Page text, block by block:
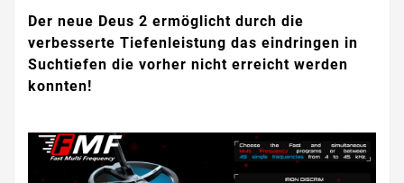
Der neue Deus 2 ermöglicht durch die
verbesserte Tiefenleistung das eindringen in
Suchtiefen die vorher nicht erreicht werden
konnten!